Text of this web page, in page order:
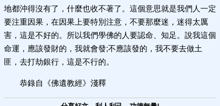
地都沖得沒有了，什麼也收不著了。這個意思就是我們人一定
要注重因果，在因果上要特別注意，不要那麼迷，迷得太厲
害，這是不好的。所以我們學佛的人要認命、知足。說我這個
命運，應該發財的，我就會發;不應該發的，我不要去做土
匪，去打劫銀行，這是不行的。
恭錄自《佛遺教經》淺釋